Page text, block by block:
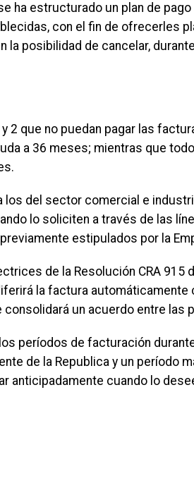
ha estructurado un plan de pago
con el fin de ofrecerles
la posibilidad de cancelar,
2 que no puedan pagar las
a 36 meses; mientras que
del sector comercial e
lo soliciten a través de las
estipulados por la
de la Resolución CRA 915
la factura automáticamente
un acuerdo entre las
períodos de facturación
de la Republica y un período
anticipadamente cuando lo